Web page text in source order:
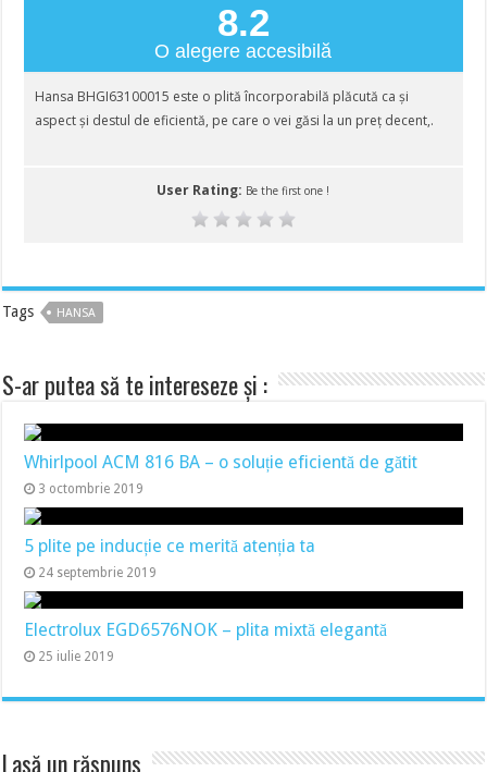
8.2
O alegere accesibilă
Hansa BHGI63100015 este o plită încorporabilă plăcută ca și
aspect și destul de eficientă, pe care o vei găsi la un preț decent,.
User Rating: Be the first one !
Tags HANSA
S-ar putea să te intereseze și :
Whirlpool ACM 816 BA – o soluție eficientă de gătit
3 octombrie 2019
5 plite pe inducție ce merită atenția ta
24 septembrie 2019
Electrolux EGD6576NOK – plita mixtă elegantă
25 iulie 2019
Lasă un răspuns